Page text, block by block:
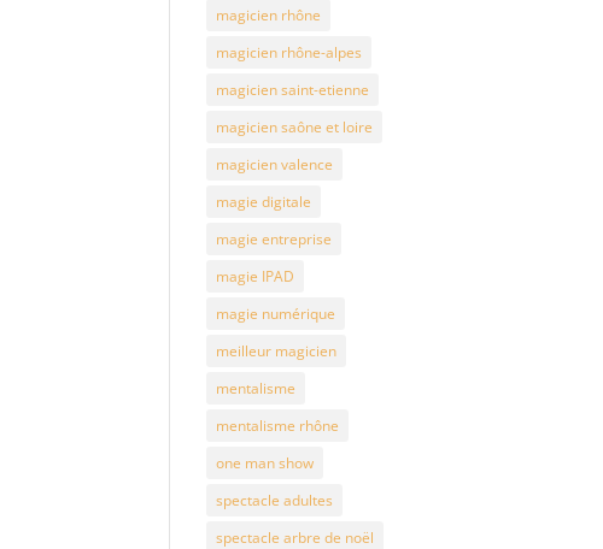
magicien rhône
magicien rhône-alpes
magicien saint-etienne
magicien saône et loire
magicien valence
magie digitale
magie entreprise
magie IPAD
magie numérique
meilleur magicien
mentalisme
mentalisme rhône
one man show
spectacle adultes
spectacle arbre de noël